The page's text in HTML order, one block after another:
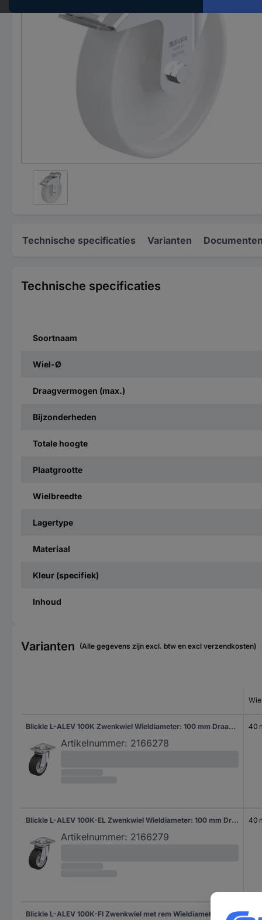
Technische specificaties Varianten
Technische specificaties
Soortnaam
Wiel-Ø
Draagvermogen (max.)
Bijzonderheden
Totale hoogte
Plaatgrootte
Wielbreedte
Lagertype
Materiaal
Kleur (specifiek)
Inhoud
Varianten (Alle gegevens zijn excl. btw en excl verzendkosten)
Blickle L-ALEV 100K Zwenkwiel Wieldiameter: 100 mm Draagvermogen (max.): 200 kg 1 stuk(s)
Artikelnummer: 2166278
40
Blickle L-ALEV 100K-EL Zwenkwiel Wieldiameter: 100 mm Draagvermogen (max.): 200 kg 1 stuk(s)
Artikelnummer: 2166279
40
Blickle L-ALEV 100K-FI Zwenkwiel met rem Wieldiameter: 100 mm Draagvermogen (max.): 200 kg 1 stuk(s) 40